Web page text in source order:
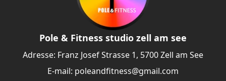
Pole & Fitness studio zell am see
Adresse: Franz Josef Strasse 1, 5700 Zell am See
E-mail: poleandfitness@gmail.com